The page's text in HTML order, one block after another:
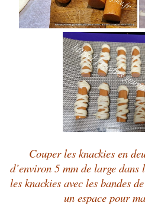
Couper les knackies en
d’environ 5 mm de large
les knackies avec les bandes
un espace pour